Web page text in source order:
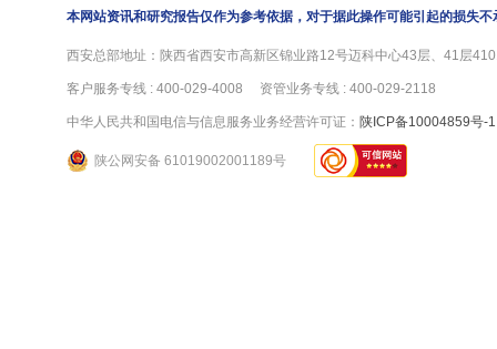
本网站资讯和研究报告仅作为参考依据，对于据此操作可能引起的损失
西安总部地址：陕西省西安市高新区锦业路12号迈科中心43层、41层
客户服务专线 : 400-029-4008 资管业务专线 : 400-029-2118
中华人民共和国电信与信息服务业务经营许可证： 陕ICP备10004859号-1
陕公网安备 61019002001189号